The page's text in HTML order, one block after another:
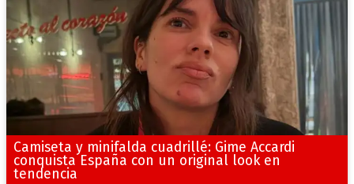
Camiseta y minifalda cuadrillé: Gime Accardi
conquista España con un original look en
tendencia